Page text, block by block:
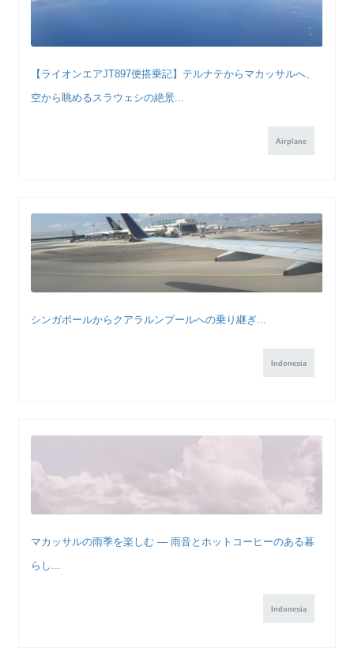
【ライオンエアJT897便搭乗記】テルナテからマカッサルへ、
空から眺めるスラウェシの絶景...
Airplane
シンガポールからクアラルンプールへの乗り継ぎ...
Indonesia
マカッサルの雨季を楽しむ ― 雨音とホットコーヒーのある暮
らし...
Indonesia